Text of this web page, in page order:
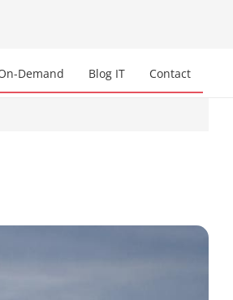
use up and down arrows to
Demand Blog IT Contact